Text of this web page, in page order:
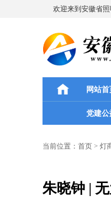
欢迎来到安徽省
网站首
党建公
当前位置： 首页 > 灯
朱晓钟 |